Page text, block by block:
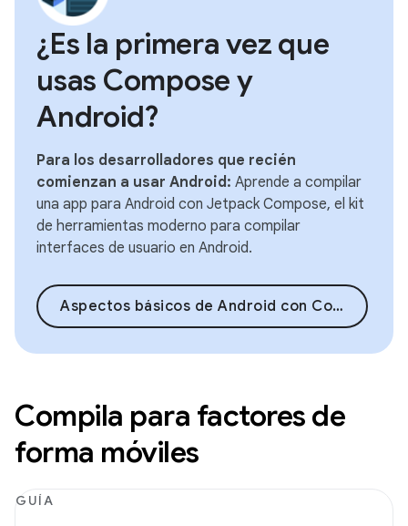
¿Es la primera vez que
usas Compose y
Android?
Para los desarrolladores que recién
comienzan a usar Android: Aprende a compilar
una app para Android con Jetpack Compose, el kit
de herramientas moderno para compilar
interfaces de usuario en Android.
Aspectos básicos de Android con Compose
Compila para factores de
forma móviles
GUÍA